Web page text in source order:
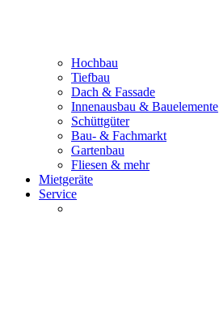
Hochbau
Tiefbau
Dach & Fassade
Innenausbau & Bauelemente
Schüttgüter
Bau- & Fachmarkt
Gartenbau
Fliesen & mehr
Mietgeräte
Service